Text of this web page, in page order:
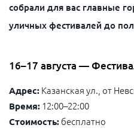
собрали для вас главные
уличных фестивалей до
16–17 августа —
Адрес: Казанская ул., от
Время: 12:00–22:00
Стоимость: бесплатно